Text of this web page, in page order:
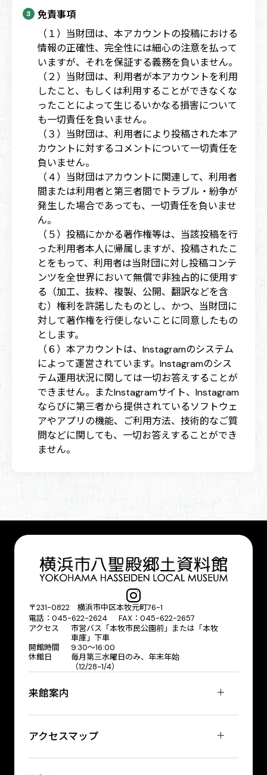
免責事項
（１）当財団は、本アカウントの投稿における
情報の正確性、完全性には細心の注意を払って
いますが、それを保証する義務を負いません。
（２）当財団は、利用者が本アカウントを利用
したこと、もしくは利用することができなくな
ったことによって生じるいかなる損害について
も一切責任を負いません。
（３）当財団は、利用者により投稿された本ア
カウントに対するコメントについて一切責任を
負いません。
（４）当財団はアカウントに関連して、利用者
間または利用者と第三者間でトラブル・紛争が
発生した場合であっても、一切責任を負いませ
ん。
（５）投稿にかかる著作権等は、当該投稿を行
った利用者本人に帰属しますが、投稿されたこ
とをもって、利用者は当財団に対し投稿コンテ
ンツを全世界において無償で非独占的に使用す
る（加工、抜粋、複製、公開、翻訳などを含
む）権利を許諾したものとし、かつ、当財団に
対して著作権を行使しないことに同意したもの
とします。
（６）本アカウントは、Instagramのシステム
によって運営されています。Instagramのシス
テム運用状況に関しては一切お答えすることが
できません。またInstagramサイト、Instagram
ならびに第三者から提供されているソフトウェ
アやアプリの機能、ご利用方法、技術的なご質
問などに関しても、一切お答えすることができ
ません。
〒231-0822 横浜市中区本牧元町76-1
電話：045-622-2624 FAX：045-622-2657
アクセス
市営バス「本牧市民公園前」または「本牧
車庫」下車
開館時間
9:30〜16:00
休館日
毎月第三水曜日のみ、年末年始
（12/28~1/4）
来館案内
アクセスマップ